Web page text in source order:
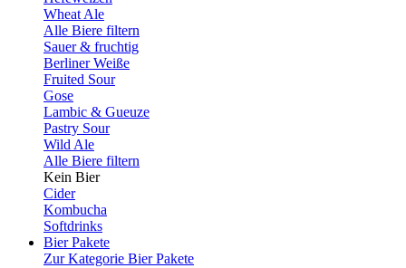
Wheat Ale
Alle Biere filtern
Sauer & fruchtig
Berliner Weiße
Fruited Sour
Gose
Lambic & Gueuze
Pastry Sour
Wild Ale
Alle Biere filtern
Kein Bier
Cider
Kombucha
Softdrinks
Bier Pakete
Zur Kategorie Bier Pakete